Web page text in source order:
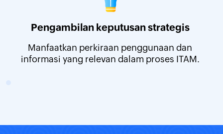
Pengambilan keputusan strategis
Manfaatkan perkiraan penggunaan dan
informasi yang relevan dalam proses ITAM.